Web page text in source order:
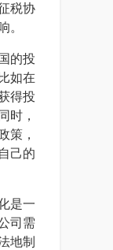
税协
。
的投
如在
得投
时，
策，
己的
是一
司需
地制